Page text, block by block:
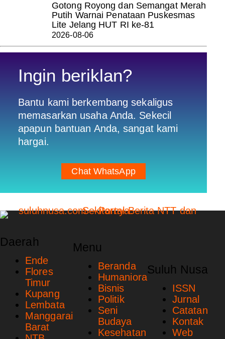
Gotong Royong dan Semangat Merah
Putih Warnai Penataan Puskesmas
Lite Jelang HUT RI ke-81
2026-08-06
Ingin beriklan?
Bantu kami berkembang sekaligus
memasarkan usaha Anda. Sekecil
apapun bantuan Anda, sangat kami
hargai.
Chat WhatsApp
Daerah
Ende
Flores
Timur
Kupang
Lembata
Manggarai
Barat
Menu
Beranda
Humaniora
Bisnis
Politik
Seni
Budaya
Kesehatan
Suluh Nusa
ISSN
Jurnal
Catatan
Kontak
Web